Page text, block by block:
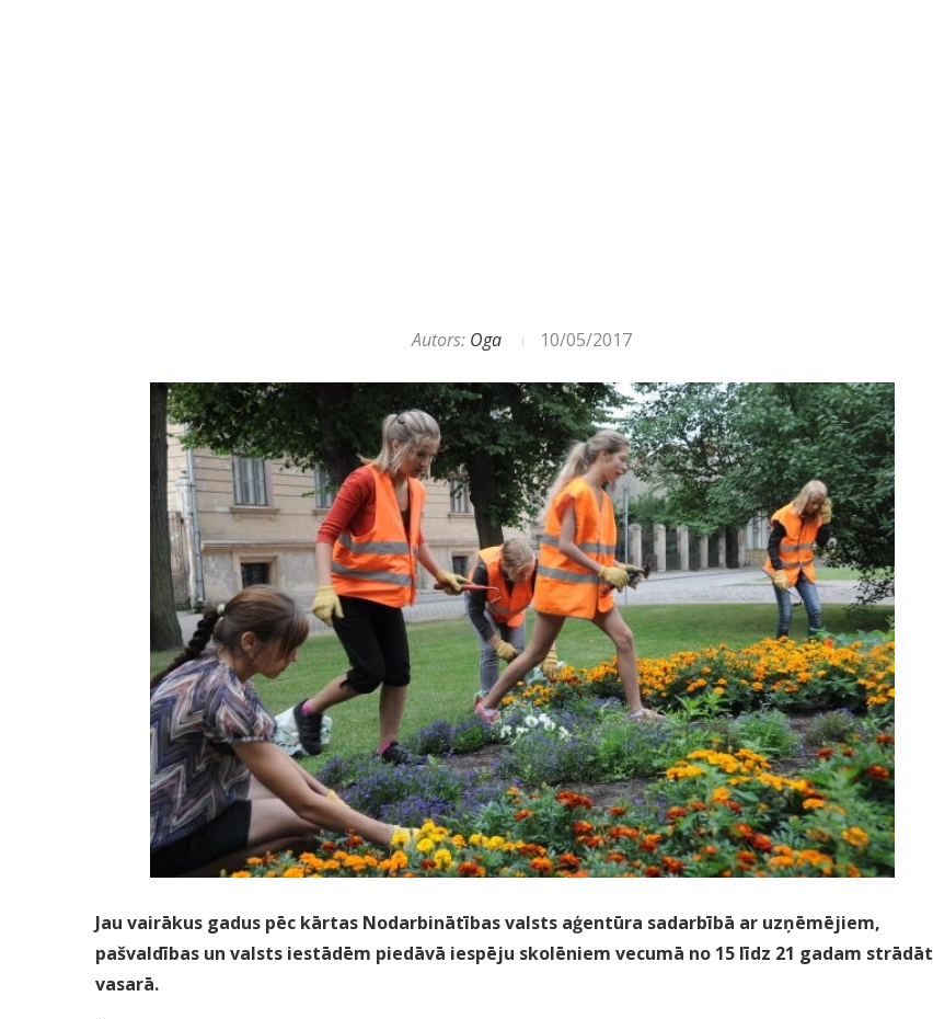
Autors: Oga 10/05/2017
Jau vairākus gadus pēc kārtas Nodarbinātības valsts aģentūra sadarbībā ar uzņēmējiem,
pašvaldības un valsts iestādēm piedāvā iespēju skolēniem vecumā no 15 līdz 21 gadam strādāt
vasarā.